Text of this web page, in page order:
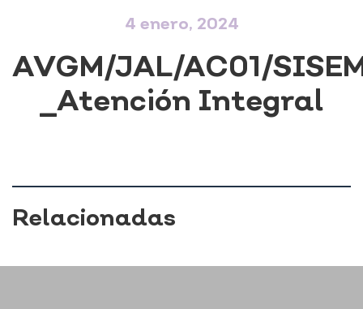
4 enero, 2024
AVGM/JAL/AC01/
_Atención Integral
Relacionadas